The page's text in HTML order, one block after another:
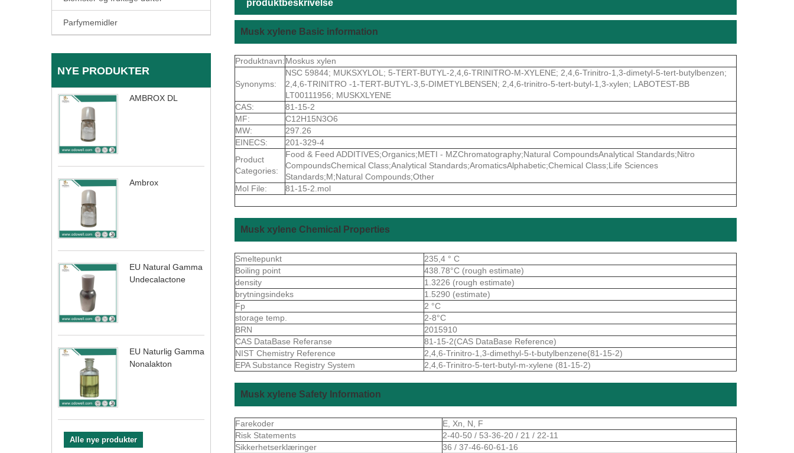
Parfymemidler
NYE PRODUKTER
AMBROX DL
Ambrox
EU Natural Gamma
Undecalactone
EU Naturlig Gamma
Nonalakton
Alle nye produkter
produktbeskrivelse
Musk xylene Basic information
Produktnavn:Moskus xylen
Synonyms:
NSC 59844; MUKSXYLOL; 5-TERT-BUTYL-2,4,6-TRINITRO-M-XYLENE; 2,4,6-Trinitro-1,3-dimetyl-5-tert-butylbenzen;
2,4,6-TRINITRO -1-TERT-BUTYL-3,5-DIMETYLBENSEN; 2,4,6-trinitro-5-tert-butyl-1,3-xylen; LABOTEST-BB
LT00111956; MUSKXLYENE
CAS:
81-15-2
MF:
C12H15N3O6
MW:
297.26
EINECS:
201-329-4
Product
Categories:
Food & Feed ADDITIVES;Organics;METI - MZChromatography;Natural CompoundsAnalytical Standards;Nitro
CompoundsChemical Class;Analytical Standards;AromaticsAlphabetic;Chemical Class;Life Sciences
Standards;M;Natural Compounds;Other
Mol File:
81-15-2.mol
Musk xylene Chemical Properties
Smeltepunkt
235,4 ° C
Boiling point
438.78°C (rough estimate)
density
1.3226 (rough estimate)
brytningsindeks
1.5290 (estimate)
Fp
2 °C
storage temp.
2-8°C
BRN
2015910
CAS DataBase Referanse
81-15-2(CAS DataBase Reference)
NIST Chemistry Reference
2,4,6-Trinitro-1,3-dimethyl-5-t-butylbenzene(81-15-2)
EPA Substance Registry System
2,4,6-Trinitro-5-tert-butyl-m-xylene (81-15-2)
Musk xylene Safety Information
Farekoder
E, Xn, N, F
Risk Statements
2-40-50 / 53-36-20 / 21 / 22-11
Sikkerhetserklæringer
36 / 37-46-60-61-16